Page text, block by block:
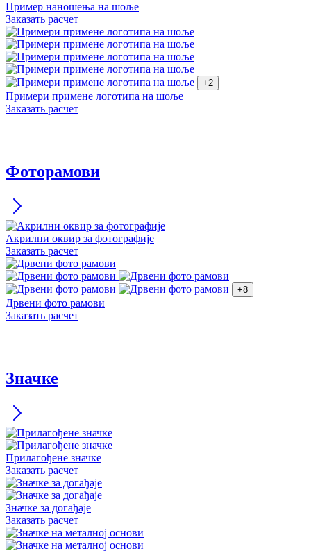
Пример наношења на шоље
Заказать расчет
+2
Примери примене логотипа на шоље
Заказать расчет
Фоторамови
Акрилни оквир за фотографије
Заказать расчет
+8
Дрвени фото рамови
Заказать расчет
Значке
Прилагођене значке
Заказать расчет
Значке за догађаје
Заказать расчет